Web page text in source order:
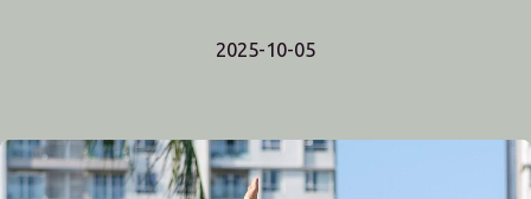
2025-10-05